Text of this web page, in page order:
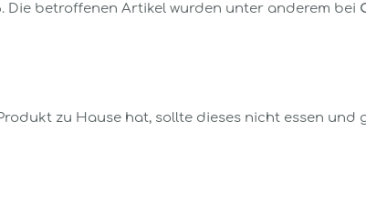
Die betroffenen Artikel wurden unter anderem bei
zu Hause hat, sollte dieses nicht essen und